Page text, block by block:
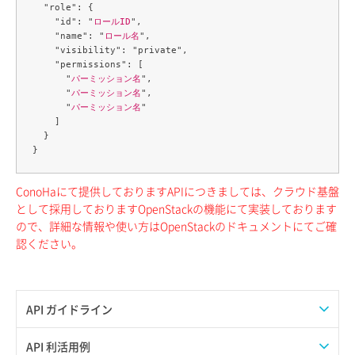
API ガイドライン
APIのご利用について
API 利活用例
  "role": {
    "id": "
ロールID",
    "name": "
ロール名",
    "visibility": "private",
    "permissions": [
      "
パーミッション名",
      "
パーミッション名",
      "
パーミッション名"
    ]
  }
ConoHaにて提供しておりますAPIにつきましては、クラウド基盤
として採用しておりますOpenStackの機能にて実装しております
ので、詳細な情報や使い方はOpenStackのドキュメントにてご確
認ください。